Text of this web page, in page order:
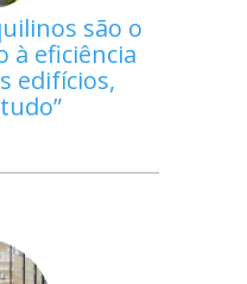
são o
à eficiência
edifícios,